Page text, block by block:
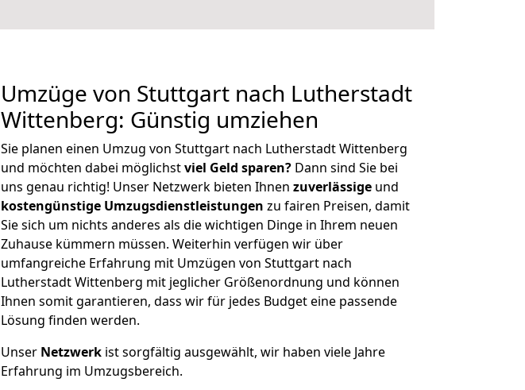
Umzüge von Stuttgart nach Lutherstadt
Wittenberg: Günstig umziehen
Sie planen einen Umzug von Stuttgart nach Lutherstadt Wittenberg
und möchten dabei möglichstviel Geld sparen? Dann sind Sie bei
uns genau richtig! Unser Netzwerk bieten Ihnen zuverlässige und
kostengünstige Umzugsdienstleistungen zu fairen Preisen, damit
Sie sich um nichts anderes als die wichtigen Dinge in Ihrem neuen
Zuhause kümmern müssen. Weiterhin verfügen wir über
umfangreiche Erfahrung mit Umzügen von Stuttgart nach
Lutherstadt Wittenberg mit jeglicher Größenordnung und können
Ihnen somit garantieren, dass wir für jedes Budget eine passende
Lösung finden werden.
Unser Netzwerk ist sorgfältig ausgewählt, wir haben viele Jahre
Erfahrung im Umzugsbereich.